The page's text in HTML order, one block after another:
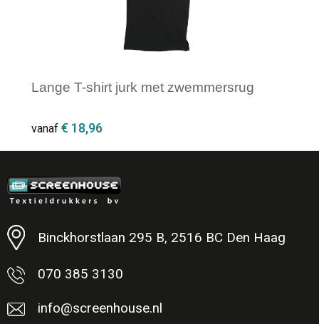
Lange T-shirt jurk met zwemmersrug
vanaf € 18,96
Minimale afname: 1
Binckhorstlaan 295 B, 2516 BC Den Haag
070 385 3130
info@screenhouse.nl